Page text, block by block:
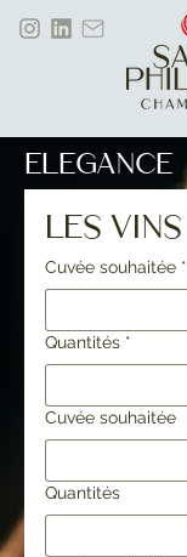
elegance
Les vins
Cuvée souhaitée *
Quantités *
Cuvée souhaitée
Quantités